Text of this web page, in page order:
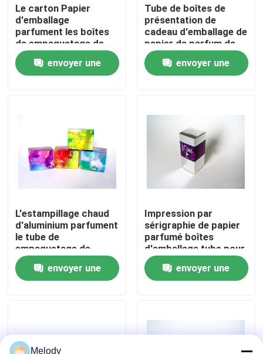
À la maison
Produits
Contrôle de la qualité
Demandez un devis
Bouteilles en verre vides
Bouteilles en verre de parfum
Le carton Papier
d'emballage
parfument les boîtes
de empaquetage de
papier pour le
cosmétique des
femmes
envoyer une
Tube de boîtes de
présentation de
cadeau d'emballage de
papier de parfum de
Papier d'emballage de
carton envoyer une
L'estampillage chaud
d'aluminium parfument
le tube de
empaquetage de
papier de boîte pour le
maquillage des
femmes
envoyer une
Impression par
sérigraphie de papier
parfumé boîtes
d'emballage tube pour
le maquillage de la
dame
envoyer une
Melody